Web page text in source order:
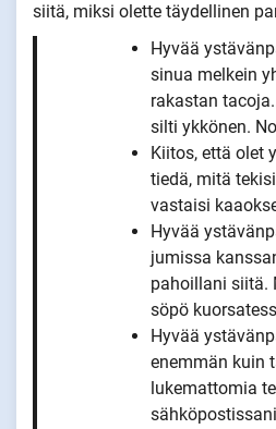
siitä, miksi olette täydellinen
Hyvää
sinua melkein
rakastan
silti ykkönen.
Kiitos, että olet
tiedä, mitä
vastaisi
Hyvää
jumissa
pahoillani siitä.
söpö
Hyvää
enemmän kuin
lukemattomia